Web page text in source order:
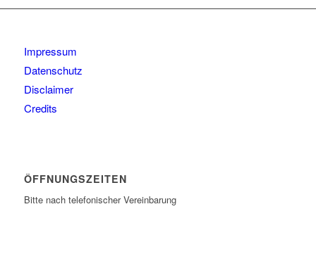
Impressum
Datenschutz
Disclaimer
Credits
ÖFFNUNGSZEITEN
Bitte nach telefonischer Vereinbarung